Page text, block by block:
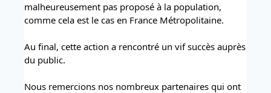
malheureusement pas proposé à la population,
comme cela est le cas en France Métropolitaine.
Au final, cette action a rencontré un vif succès auprès
du public.
Nous remercions nos nombreux partenaires qui ont